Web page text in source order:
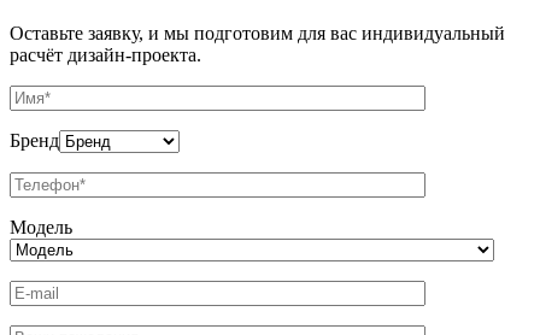
Оставьте заявку, и мы подготовим для вас индивидуальный
расчёт дизайн-проекта.
Бренд
Модель